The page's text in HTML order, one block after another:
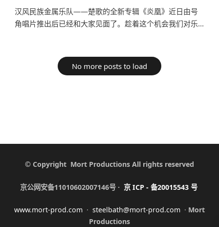
汉风民族金属乐队——楚歌的全新专辑《炎凰》近日由号
角唱片推出后已经和大家见面了。趁着这个机会我们对乐...
No more posts to load
© Copyright Mort Productions All rights reserved
京公网安备11010602007146号 · 京ICP - 备20015543 号
www.mort-prod.com · steelbath@mort-prod.com · Mort
Productions